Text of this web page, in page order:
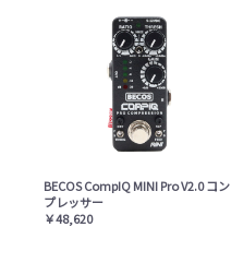
BECOS CompIQ MINI Pro V2.0 コン
プレッサー
￥48,620